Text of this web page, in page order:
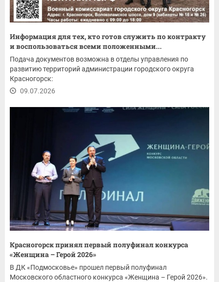
Информация для тех, кто готов служить по контракту
и воспользоваться всеми положенными...
Подача документов возможна в отделы управления по
развитию территорий администрации городского округа
Красногорск:
09.07.2026
Красногорск принял первый полуфинал конкурса
«Женщина – Герой 2026»
В ДК «Подмосковье» прошел первый полуфинал
Московского областного конкурса «Женщина – Герой 2026».